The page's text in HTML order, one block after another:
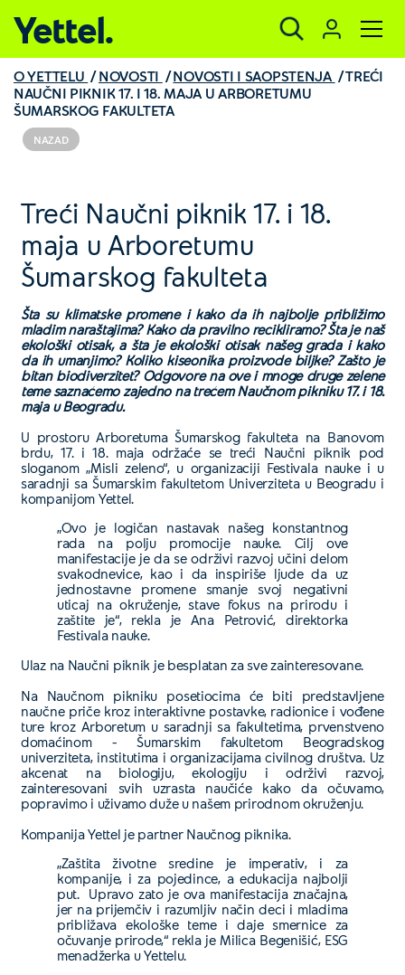
Yettel.
O YETTELU NOVOSTI NOVOSTI I SAOPSTENJA
TREĆI
NAUČNI PIKNIK 17. I 18. MAJA U ARBORETUMU
ŠUMARSKOG FAKULTETA
NAZAD
Treći Naučni piknik 17. i 18.
maja u Arboretumu
Šumarskog fakulteta
Šta su klimatske promene i kako da ih najbolje približimo
mladim naraštajima? Kako da pravilno recikliramo? Šta je naš
ekološki otisak, a šta je ekološki otisak našeg grada i kako
da ih umanjimo? Koliko kiseonika proizvode biljke? Zašto je
bitan biodiverzitet? Odgovore na ove i mnoge druge zelene
teme saznaćemo zajedno na trećem Naučnom pikniku 17. i 18.
maja u Beogradu.
U prostoru Arboretuma Šumarskog fakulteta na Banovom
brdu, 17. i 18. maja održaće se treći Naučni piknik pod
sloganom „Misli zeleno“, u organizaciji Festivala nauke i u
saradnji sa Šumarskim fakultetom Univerziteta u Beogradu i
kompanijom Yettel.
„Ovo je logičan nastavak našeg konstantnog
rada na polju promocije nauke. Cilj ove
manifestacije je da se održivi razvoj učini delom
svakodnevice, kao i da inspiriše ljude da uz
jednostavne promene smanje svoj negativni
uticaj na okruženje, stave fokus na prirodu i
zaštite je“, rekla je Ana Petrović, direktorka
Festivala nauke.
Ulaz na Naučni piknik je besplatan za sve zainteresovane.
Na Naučnom pikniku posetiocima će biti predstavljene
naučne priče kroz interaktivne postavke, radionice i vođene
ture kroz Arboretum u saradnji sa fakultetima, prvenstveno
domaćinom - Šumarskim fakultetom Beogradskog
univerziteta, institutima i organizacijama civilnog društva. Uz
akcenat na biologiju, ekologiju i održivi razvoj,
zainteresovani svih uzrasta naučiće kako da očuvamo,
popravimo i uživamo duže u našem prirodnom okruženju.
Kompanija Yettel je partner Naučnog piknika.
„Zaštita životne sredine je imperativ, i za
kompanije, i za pojedince, a edukacija najbolji
put. Upravo zato je ova manifestacija značajna,
jer na prijemčiv i razumljiv način deci i mladima
približava ekološke teme i daje smernice za
očuvanje prirode,“ rekla je Milica Begenišić, ESG
menadžerka u Yettelu.